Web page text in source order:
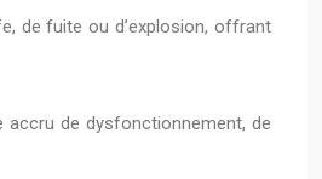
de fuite ou d’explosion, offrant
accru de dysfonctionnement, de